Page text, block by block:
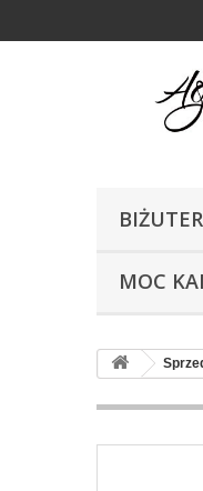
MOC